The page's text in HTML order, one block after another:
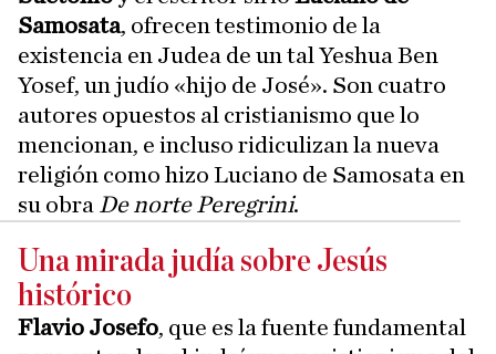
Samosata, ofrecen testimonio de la
existencia en Judea de un tal Yeshua Ben
Yosef, un judío «hijo de José». Son cuatro
autores opuestos al cristianismo que lo
mencionan, e incluso ridiculizan la nueva
religión como hizo Luciano de Samosata en
su obra De norte Peregrini.
Una mirada judía sobre Jesús
histórico
Flavio Josefo, que es la fuente fundamental